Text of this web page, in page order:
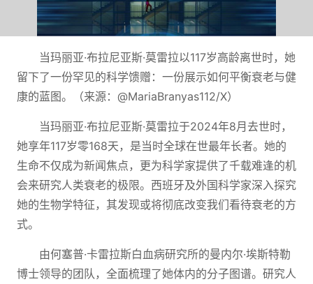
当玛丽亚·布拉尼亚斯·莫雷拉以117岁高龄离世时，她
留下了一份罕见的科学馈赠：一份展示如何平衡衰老与健
康的蓝图。（来源：@MariaBranyas112/X）
当玛丽亚·布拉尼亚斯·莫雷拉于2024年8月去世时，
她享年117岁零168天，是当时全球在世最年长者。她的
生命不仅成为新闻焦点，更为科学家提供了千载难逢的机
会来研究人类衰老的极限。西班牙及外国科学家深入探究
她的生物学特征，其发现或将彻底改变我们看待衰老的方
式。
由何塞普·卡雷拉斯白血病研究所的曼内尔·埃斯特勒
博士领导的团队，全面梳理了她体内的分子图谱。研究人